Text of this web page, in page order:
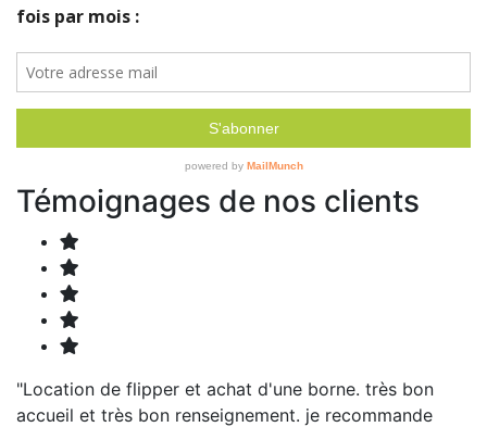
Témoignages de nos clients
"Location de flipper et achat d'une borne. très bon
accueil et très bon renseignement. je recommande